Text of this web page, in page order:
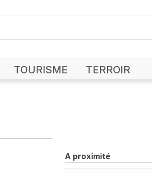
TOURISME TERROIR
A proximité